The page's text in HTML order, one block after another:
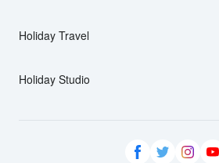
Holiday Travel
Holiday Studio